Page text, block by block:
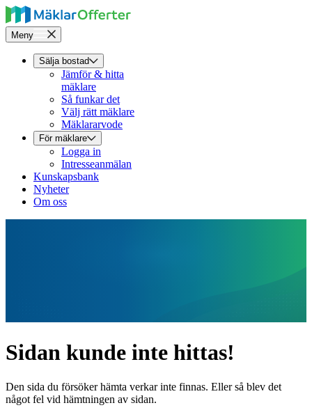
Meny
Sälja bostad
Jämför & hitta
mäklare
Så funkar det
Välj rätt mäklare
Mäklararvode
För mäklare
Logga in
Intresseanmälan
Kunskapsbank
Nyheter
Om oss
Sidan kunde inte hittas!
Den sida du försöker hämta verkar inte finnas. Eller så blev det
något fel vid hämtningen av sidan.